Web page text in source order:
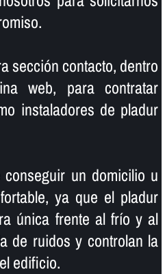
sección contacto, dentro
web, para contratar
instaladores de pladur
un domicilio u
ya que el pladur
única frente al frí­o y al
de ruidos y controlan la
edificio.